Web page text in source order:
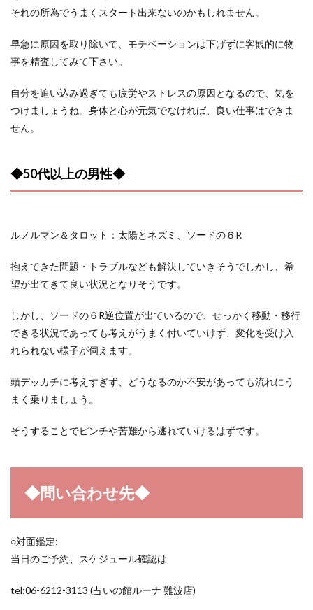
それの所為でうまくスタート出来ないのかもしれません。
早急に原因を取り除いて、モチベーションは下げずに客観的に物
事を精査してみて下さい。
自分を追い込み過ぎても疲労やストレスの原因となるので、気を
つけましょうね。身体と心が元気でなければ、良い仕事はできま
せん。
◆50代以上の男性◆
ルノルマン＆タロット：太陽とネズミ、ソードの６R
抱えてきた問題・トラブルなども解決していきそうでしかし、希
望が出てきて良い状況となりそうです。
しかし、ソードの６R逆位置が出ているので、せっかく移動・移行
できる状況であっても考えがうまく付いていけず、変化を受け入
れられない様子が伺えます。
頭デッカチに考えすぎず、どうなるのか不安があっても流れにう
まく乗りましょう。
そうすることでピンチや苦難から逃れていけるはずです。
◆問い合わせ先◆
○対面鑑定:
当日のご予約、スケジュール確認は
tel:06-6212-3113 (占いの館ルーナ 難波店)